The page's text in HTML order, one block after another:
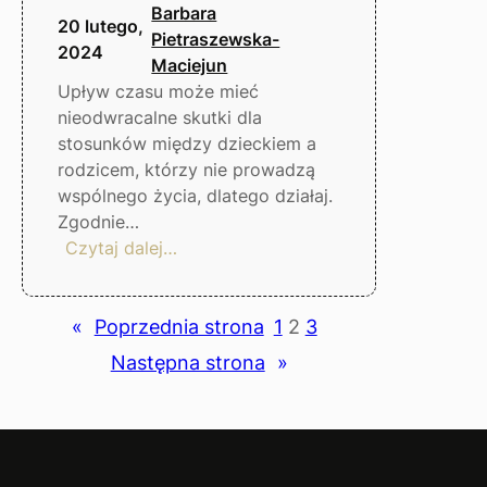
20 lutego,
2024
Barbara
Pietraszewska-
Maciejun
Upływ czasu może mieć
nieodwracalne skutki dla
stosunków między dzieckiem a
rodzicem, którzy nie prowadzą
wspólnego życia, dlatego działaj.
Zgodnie…
Czytaj dalej…
z
dzieckiem
Gorzów
« Poprzednia strona 1 2 3
Następna strona
»